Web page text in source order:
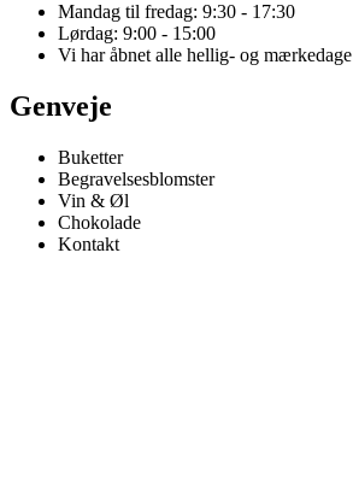
Mandag til fredag: 9:30 - 17:30
Lørdag: 9:00 - 15:00
Vi har åbnet alle hellig- og mærkedage
Genveje
Buketter
Begravelsesblomster
Vin & Øl
Chokolade
Kontakt